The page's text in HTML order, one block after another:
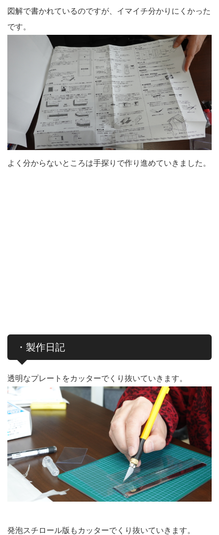
図解で書かれているのですが、イマイチ分かりにくかった
です。
よく分からないところは手探りで作り進めていきました。
・製作日記
透明なプレートをカッターでくり抜いていきます。
発泡スチロール版もカッターでくり抜いていきます。